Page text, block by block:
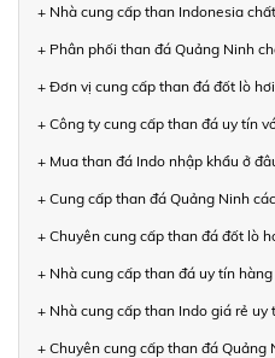
+ Nhà cung cấp than Indonesia
+ Phân phối than đá Quảng Ninh
+ Đơn vị cung cấp than đá đốt lò
+ Công ty cung cấp than đá uy tín
+ Mua than đá Indo nhập khẩu ở
+ Cung cấp than đá Quảng Ninh
+ Chuyên cung cấp than đá đốt lò
+ Nhà cung cấp than đá uy tín
+ Nhà cung cấp than Indo giá rẻ uy
+ Chuyên cung cấp than đá